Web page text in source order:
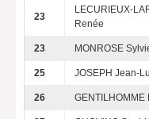
23
LECURIEUX-
Renée
23 MONROSE
25 JOSEPH Jean-
26 GENTILHOMME